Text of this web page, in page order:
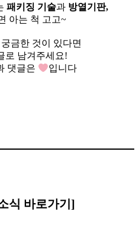
패키징 기술과 방열기판,
아는 척 고고~
금한 것이 있다면
로 남겨주세요!
댓글은
입니다
식 바로가기]